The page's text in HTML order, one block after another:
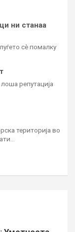
ни станаа
сè помалку
репутација
територија во